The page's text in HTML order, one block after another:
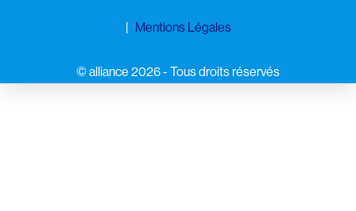
Mentions Légales
©️ alliance 2026 - Tous droits réservés